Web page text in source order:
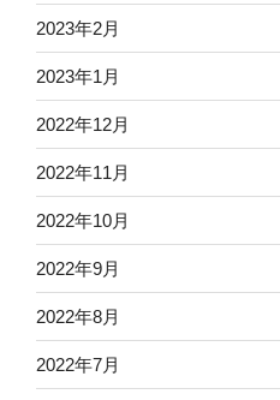
2023年2月
2023年1月
2022年12月
2022年11月
2022年10月
2022年9月
2022年8月
2022年7月